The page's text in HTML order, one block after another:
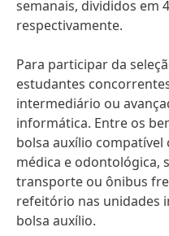
semanais, divididos em
respectivamente.
Para participar da
estudantes
intermediário ou
informática. Entre os
bolsa auxílio compatível
médica e odontológica,
transporte ou ônibus
refeitório nas unidades
bolsa auxílio.